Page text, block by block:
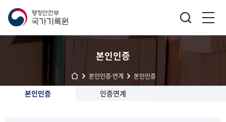
본인인증
본인인증·연계 본인인증
본인인증 인증연계